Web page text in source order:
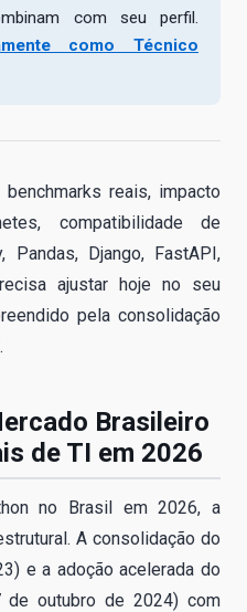
com seu perfil.
como Técnico
reais, impacto
compatibilidade de
Pandas, Django, FastAPI,
ajustar hoje no seu
pela consolidação
Brasileiro
de TI em 2026
no Brasil em 2026, a
A consolidação do
e a adoção acelerada do
de outubro de 2024) com